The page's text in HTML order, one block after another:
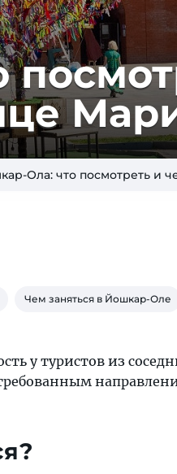
Ола: что посмотреть и
Чем заняться в Йошкар-Оле
у туристов из